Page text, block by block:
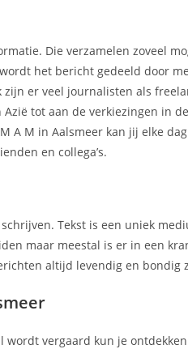
Die verzamelen zoveel
het bericht gedeeld door
er veel journalisten als
tot aan de verkiezingen in
M in Aalsmeer kan jij elke
en collega’s.
Tekst is een uniek
maar meestal is er in een
altijd levendig en bondig
vergaard kun je